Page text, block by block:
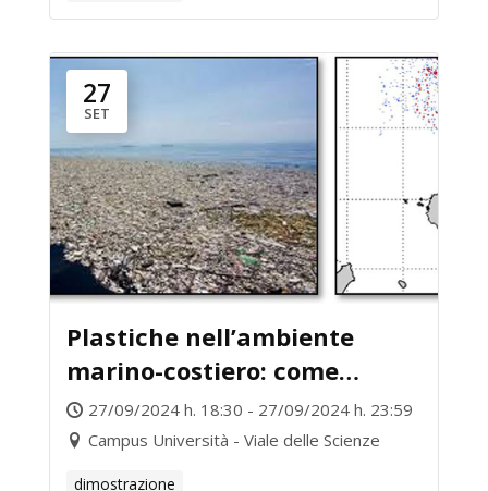
27
SET
Plastiche nell’ambiente
marino-costiero: come
difenderci?
27/09/2024 h. 18:30 - 27/09/2024 h. 23:59
Campus Università - Viale delle Scienze
dimostrazione